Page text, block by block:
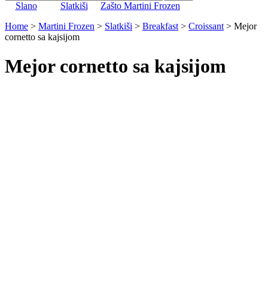
Slano Slatkiši
Zašto Martini Frozen
Home > Martini Frozen > Slatkiši > Breakfast > Croissant > Mejor
cornetto sa kajsijom
Mejor cornetto sa kajsijom